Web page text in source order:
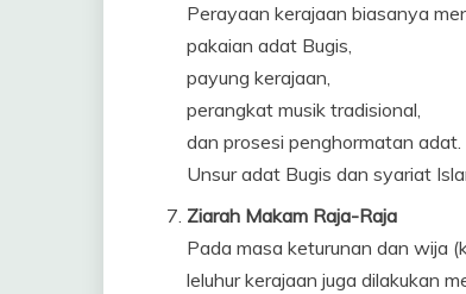
Perayaan kerajaan biasanya
pakaian adat Bugis,
payung kerajaan,
perangkat musik tradisional,
dan prosesi penghormatan adat.
Unsur adat Bugis dan syariat
Ziarah Makam Raja-Raja
Pada masa keturunan dan wija
leluhur kerajaan juga dilakukan